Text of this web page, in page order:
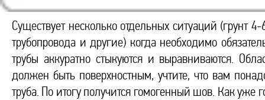
Существует несколько отдельных ситуаций (грунт
трубопровода и другие) когда необходимо
трубы аккуратно стыкуются и выравниваются.
должен быть поверхностным, учтите, что вам
труба. По итогу получится гомогенный шов. Как